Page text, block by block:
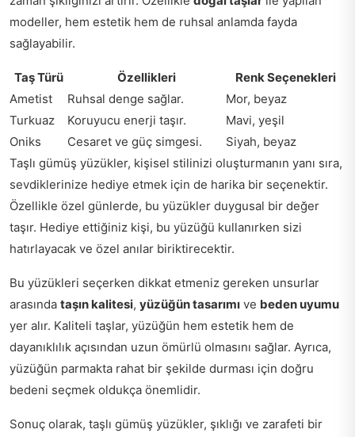
modeller, hem estetik hem de ruhsal anlamda fayda
sağlayabilir.
Taş Türü Özellikleri
Renk Seçenekleri
Ametist
Ruhsal denge sağlar.
Mor, beyaz
Turkuaz
Koruyucu enerji taşır.
Mavi, yeşil
Oniks
Cesaret ve güç simgesi.
Siyah, beyaz
Taşlı gümüş yüzükler, kişisel stilinizi oluşturmanın yanı sıra,
sevdiklerinize hediye etmek için de harika bir seçenektir.
Özellikle özel günlerde, bu yüzükler duygusal bir değer
taşır. Hediye ettiğiniz kişi, bu yüzüğü kullanırken sizi
hatırlayacak ve özel anılar biriktirecektir.
Bu yüzükleri seçerken dikkat etmeniz gereken unsurlar
arasında taşın kalitesi, yüzüğün tasarımı ve beden uyumu
yer alır. Kaliteli taşlar, yüzüğün hem estetik hem de
dayanıklılık açısından uzun ömürlü olmasını sağlar. Ayrıca,
yüzüğün parmakta rahat bir şekilde durması için doğru
bedeni seçmek oldukça önemlidir.
Sonuç olarak, taşlı gümüş yüzükler, şıklığı ve zarafeti bir